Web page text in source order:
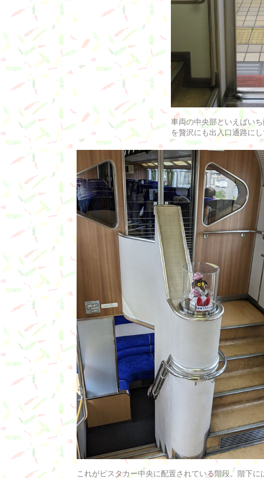
車両の中央部といえばい
を贅沢にも出入口通路に
これがビスタカー中央に配置されている階段。階下に